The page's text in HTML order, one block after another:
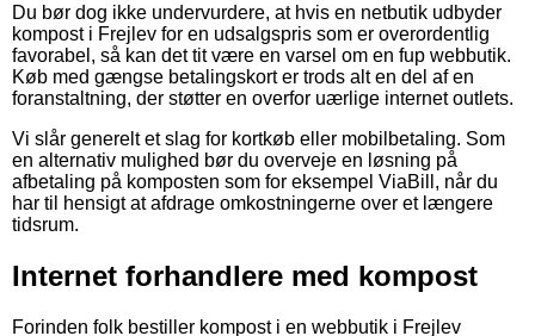
Du bør dog ikke undervurdere, at hvis en netbutik udbyder
kompost i Frejlev for en udsalgspris som er overordentlig
favorabel, så kan det tit være en varsel om en fup webbutik.
Køb med gængse betalingskort er trods alt en del af en
foranstaltning, der støtter en overfor uærlige internet outlets.
Vi slår generelt et slag for kortkøb eller mobilbetaling. Som
en alternativ mulighed bør du overveje en løsning på
afbetaling på komposten som for eksempel ViaBill, når du
har til hensigt at afdrage omkostningerne over et længere
tidsrum.
Internet forhandlere med kompost
Forinden folk bestiller kompost i en webbutik i Frejlev